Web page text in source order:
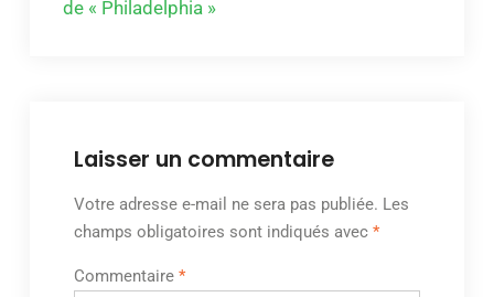
de « Philadelphia »
Laisser un commentaire
Votre adresse e-mail ne sera pas publiée. Les
champs obligatoires sont indiqués avec *
Commentaire *